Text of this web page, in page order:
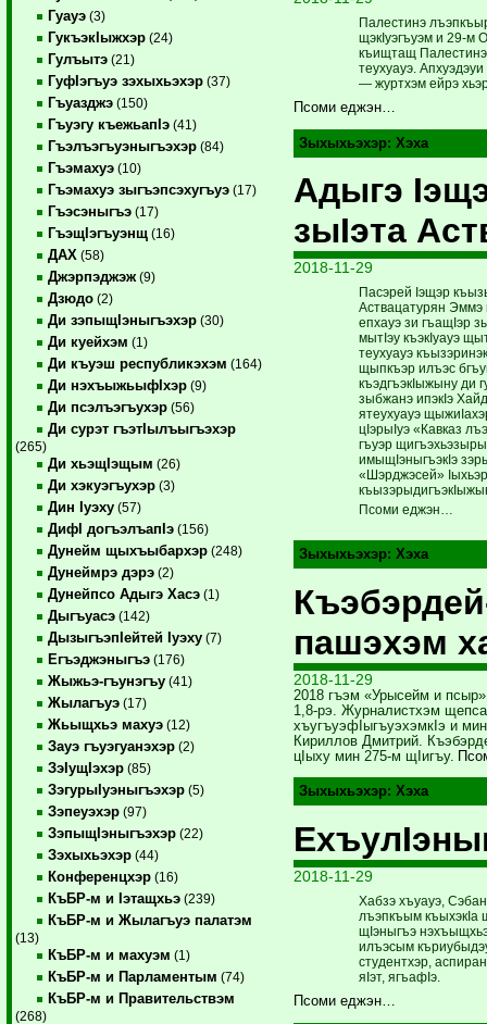
Гуауэ (3)
ГукъэкIыжхэр (24)
Гулъытэ (21)
ГуфIэгъуэ зэхыхьэхэр (37)
Гъуазджэ (150)
Гъуэгу къежьапIэ (41)
Гъэлъэгъуэныгъэхэр (84)
Гъэмахуэ (10)
Гъэмахуэ зыгъэпсэхугъуэ (17)
Гъэсэныгъэ (17)
ГъэщIэгъуэнщ (16)
ДАХ (58)
Джэрпэджэж (9)
Дзюдо (2)
Ди зэпыщIэныгъэхэр (30)
Ди куейхэм (1)
Ди къуэш республикэхэм (164)
Ди нэхъыжьыфIхэр (9)
Ди псэлъэгъухэр (56)
Ди сурэт гъэтIылъыгъэхэр
(265)
Ди хьэщIэщым (26)
Ди хэкуэгъухэр (3)
Дин Iуэху (57)
ДифI догъэлъапIэ (156)
Дунейм щыхъыбархэр (248)
Дунеймрэ дэрэ (2)
Дунейпсо Адыгэ Хасэ (1)
Дыгъуасэ (142)
ДызыгъэпIейтей Iуэху (7)
Егъэджэныгъэ (176)
Жыжьэ-гъунэгъу (41)
Жылагъуэ (17)
Жьыщхьэ махуэ (12)
Зауэ гъуэгуанэхэр (2)
ЗэIущIэхэр (85)
ЗэгурыIуэныгъэхэр (5)
Зэпеуэхэр (97)
ЗэпыщIэныгъэхэр (22)
Зэхыхьэхэр (44)
Конференцхэр (16)
КъБР-м и Iэтащхьэ (239)
КъБР-м и Жылагъуэ палатэм
(13)
КъБР-м и махуэм (1)
КъБР-м и Парламентым (74)
КъБР-м и Правительствэм
(268)
Палестинэ
щэкIуэгъуэм и 29-м
къищтащ
теухуауэ.
— журтхэм ейрэ
Псоми еджэн…
Зыхыхьэхэр: Хэха
Адыгэ
зыIэта
2018-11-29
Пасэрей Iэщэр
Аствацатурян Эммэ
епхауэ зи гъащIэр
мытIэу къэкIуауэ
теухуауэ
щыпкъэр илъэс
къэдгъэкIыжыну ди
зыбжанэ ипэкIэ
ятеухуауэ
цIэрыIуэ «Кавказ
гъуэр
имыщIэныгъэкIэ
«Шэрджэсей»
Псоми еджэн…
Зыхыхьэхэр: Хэха
пашэхэм
2018-11-29
2018 гъэм «Урысейм и
1,8-рэ. Журналистхэм
хъугъуэ­фIыгъуэхэмкIэ и
Кириллов Дмит­рий.
цIыху мин 275-м щIигъу.
Зыхыхьэхэр: Хэха
2018-11-29
Хабзэ хъуауэ,
лъэпкъым къыхэкIа
щIэныгъэ
илъэсым
студентхэр,
яIэт, ягъа­фIэ.
Псоми еджэн…